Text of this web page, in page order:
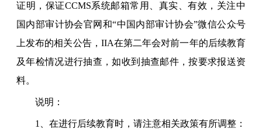
证明，保证CCMS系统邮箱常用、真实、有效，关注中
国内部审计协会官网和“中国内部审计协会”微信公众号
上发布的相关公告，IIA在第二年会对前一年的后续教育
及年检情况进行抽查，如收到抽查邮件，按要求报送资
料。
说明：
1、在进行后续教育时，请注意相关政策有所调整：